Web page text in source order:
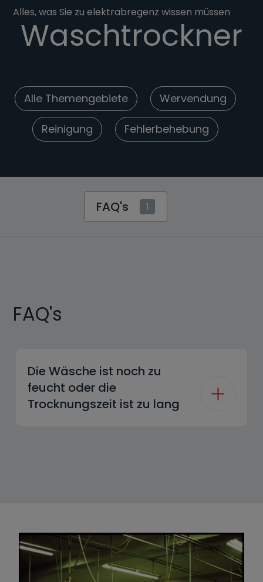
Alles, was Sie zu elektrabregenz wissen müssen
Waschtrockner
Alle Themengebiete Wervendung
Reinigung Fehlerbehebung
FAQ's 1
FAQ's
Die Wäsche ist noch zu
feucht oder die
Trocknungszeit ist zu lang